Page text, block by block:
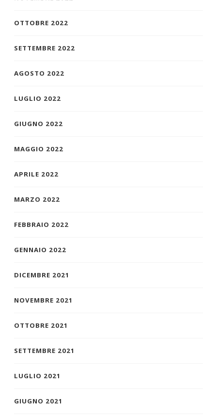
OTTOBRE 2022
SETTEMBRE 2022
AGOSTO 2022
LUGLIO 2022
GIUGNO 2022
MAGGIO 2022
APRILE 2022
MARZO 2022
FEBBRAIO 2022
GENNAIO 2022
DICEMBRE 2021
NOVEMBRE 2021
OTTOBRE 2021
SETTEMBRE 2021
LUGLIO 2021
GIUGNO 2021